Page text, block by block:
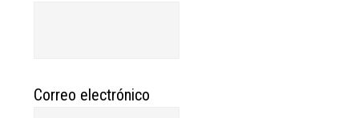
Correo electrónico